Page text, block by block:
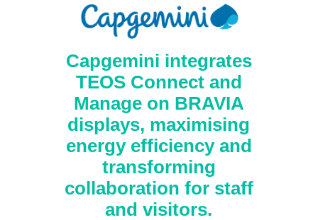
Capgemini integrates
TEOS Connect and
Manage on BRAVIA
displays, maximising
energy efficiency and
transforming
collaboration for staff
and visitors.